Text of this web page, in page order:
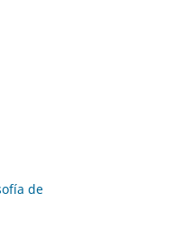
de